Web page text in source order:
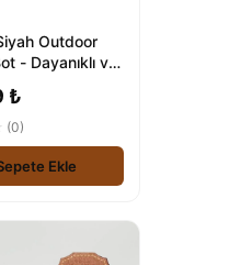
Outdoor
- Dayanıklı ve
₺
(0)
Ekle